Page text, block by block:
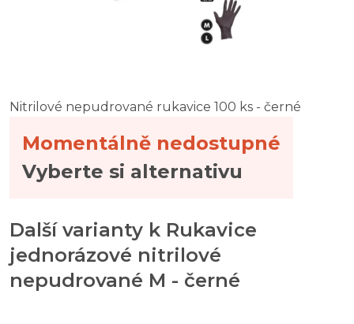
Nitrilové nepudrované rukavice 100 ks - černé
Momentálně nedostupné
Vyberte si alternativu
Další varianty k Rukavice
jednorázové nitrilové
nepudrované M - černé